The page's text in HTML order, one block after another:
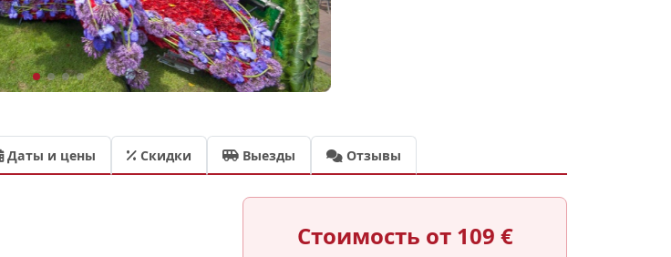
Даты и цены Скидки Выезды Отзывы
Стоимость от 109 €